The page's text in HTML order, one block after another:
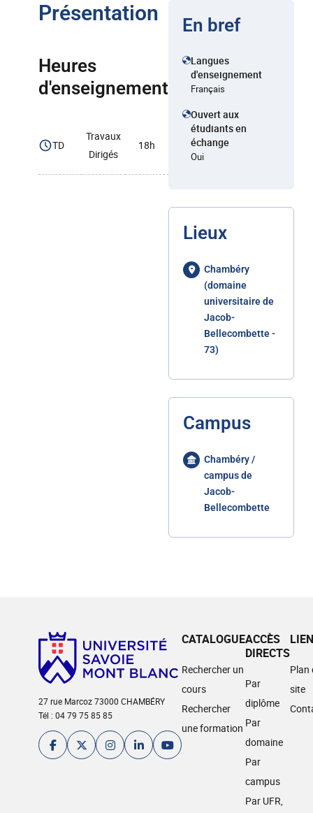
Présentation
Heures
d'enseignement
TD
Travaux
Dirigés
18h
En bref
Langues
d'enseignement
Français
Ouvert aux
étudiants en
échange
Oui
Lieux
Chambéry
(domaine
universitaire de
Jacob-
Bellecombette -
73)
Campus
Chambéry /
campus de
Jacob-
Bellecombette
27 rue Marcoz 73000 CHAMBÉRY
Tél : 04 79 75 85 85
CATALOGUE
Rechercher un
cours
Rechercher
une formation
ACCÈS
DIRECTS
Par
diplôme
Par
domaine
Par
campus
Par UFR,
Plan
site